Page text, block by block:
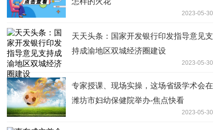
2023-05-30
天天头条：国家开发银行印发指导意见支
持成渝地区双城经济圈建设
2023-05-30
专家授课、现场实操，这场省级学术会在
潍坊市妇幼保健院举办-焦点快看
2023-05-30